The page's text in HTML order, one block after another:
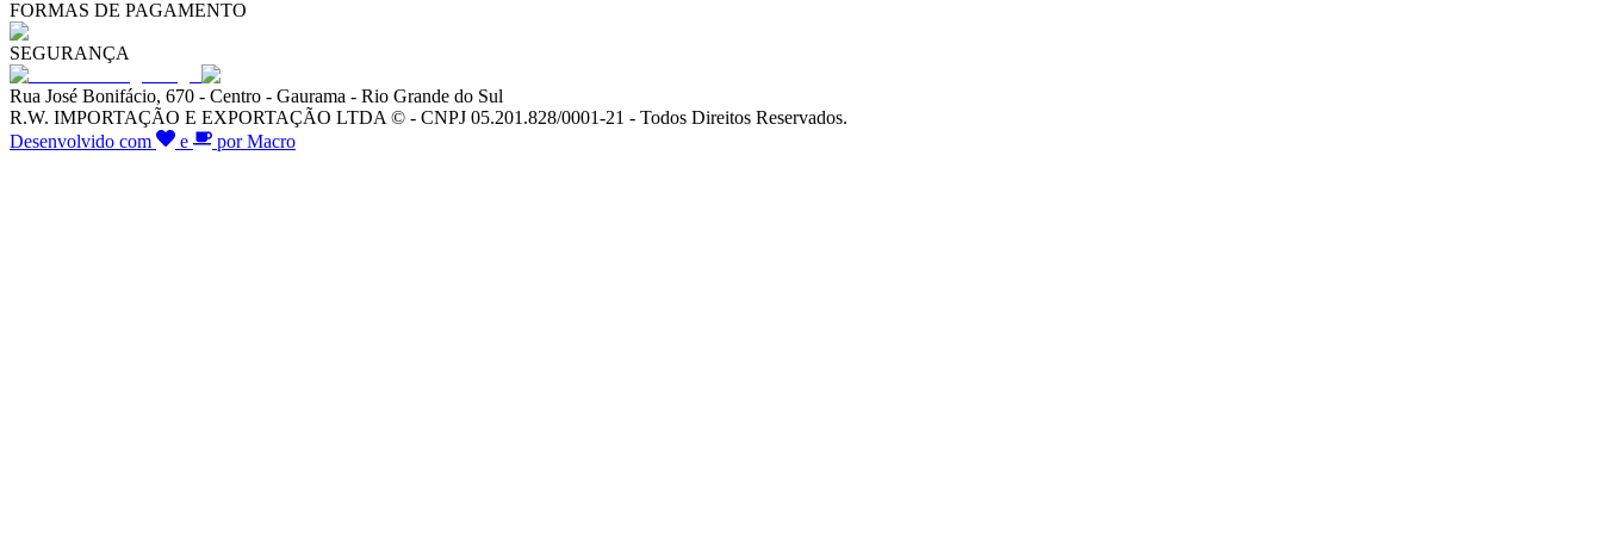
FORMAS DE PAGAMENTO
SEGURANÇA
Rua José Bonifácio, 670 - Centro - Gaurama - Rio Grande do Sul
R.W. IMPORTAÇÃO E EXPORTAÇÃO LTDA © - CNPJ 05.201.828/0001-21 - Todos Direitos Reservados.
Desenvolvido com
e por Macro